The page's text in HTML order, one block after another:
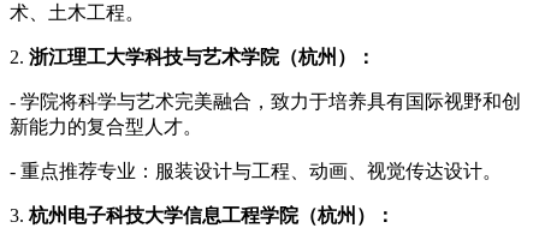
术、土木工程。
2. 浙江理工大学科技与艺术学院（杭州）：
- 学院将科学与艺术完美融合，致力于培养具有国际视野和创
新能力的复合型人才。
- 重点推荐专业：服装设计与工程、动画、视觉传达设计。
3. 杭州电子科技大学信息工程学院（杭州）：